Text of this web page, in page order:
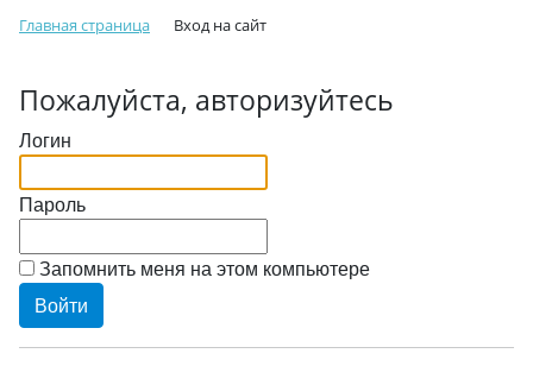
Главная страница Вход на сайт
Пожалуйста, авторизуйтесь
Логин
Пароль
Запомнить меня на этом компьютере